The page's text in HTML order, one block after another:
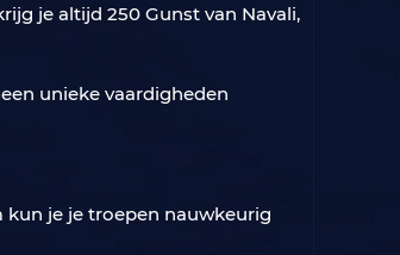
je altijd 250 Gunst van Navali,
unieke vaardigheden
kun je je troepen nauwkeurig